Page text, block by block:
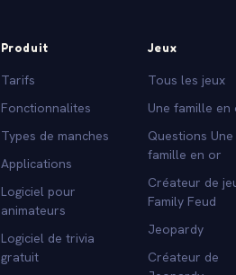
Produit
Tarifs
Fonctionnalites
Types de manches
Applications
Logiciel pour
animateurs
Logiciel de trivia
gratuit
Jeux
Tous les jeux
Une famille en
Questions Une
famille en or
Créateur de
Family Feud
Jeopardy
Créateur de